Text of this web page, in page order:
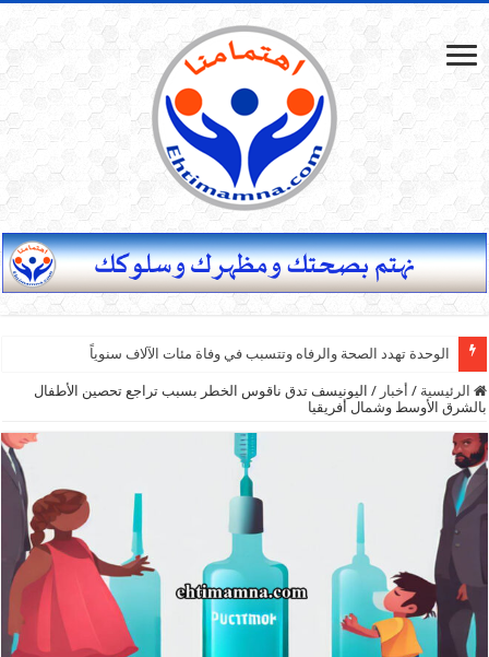
الوحدة تهدد الصحة والرفاه وتتسبب في وفاة مئات الآلاف سنوياً
الرئيسية / أخبار / اليونيسف تدق ناقوس الخطر بسبب تراجع تحصين الأطفال
بالشرق الأوسط وشمال أفريقيا